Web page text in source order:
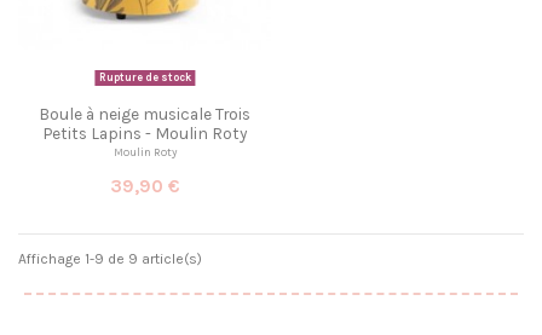
Rupture de stock
Boule à neige musicale Trois
Petits Lapins - Moulin Roty
Moulin Roty
39,90 €
Affichage 1-9 de 9 article(s)